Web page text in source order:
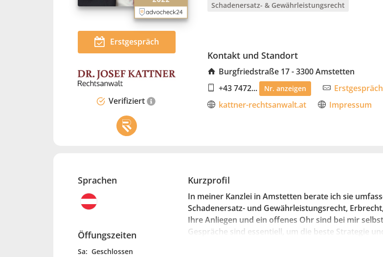
Erstgespräch
Verifiziert
Schadenersatz- & Gewährleistungsrecht
Kontakt und Standort
Burgfriedstraße 17 - 3300 Amstetten
+43 7472...
Nr. anzeigen
kattner-rechtsanwalt.at
Impressum
Sprachen
Öffungszeiten
Sa: Geschlossen
Kurzprofil
In meiner Kanzlei in Amstetten berate ich sie
Schadenersatz- und Gewährleistungsrecht,
Ihre Anliegen und ein offenes Ohr sind bei mir
Gespräche sind essentiell, um die beste Strategie
entwickeln. Kreative Lösungsansätze führen in der